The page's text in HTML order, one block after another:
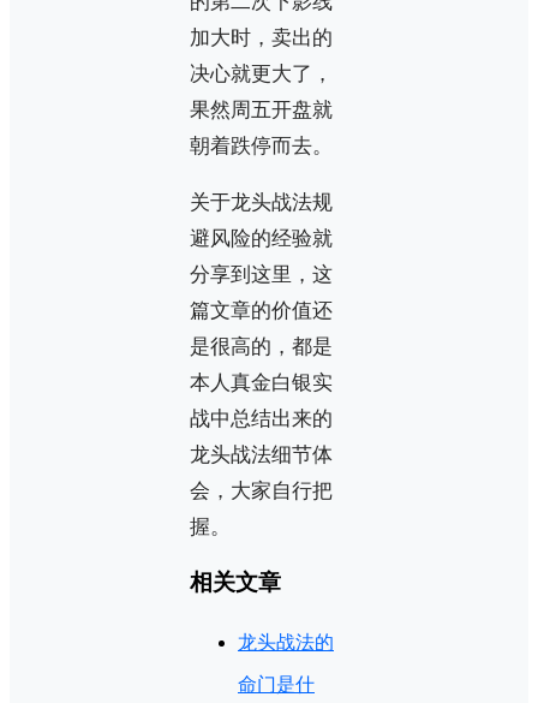
加大时，卖出的
决心就更大了，
果然周五开盘就
朝着跌停而去。
关于龙头战法规
避风险的经验就
分享到这里，这
篇文章的价值还
是很高的，都是
本人真金白银实
战中总结出来的
龙头战法细节体
会，大家自行把
握。
相关文章
龙头战法的
命门是什